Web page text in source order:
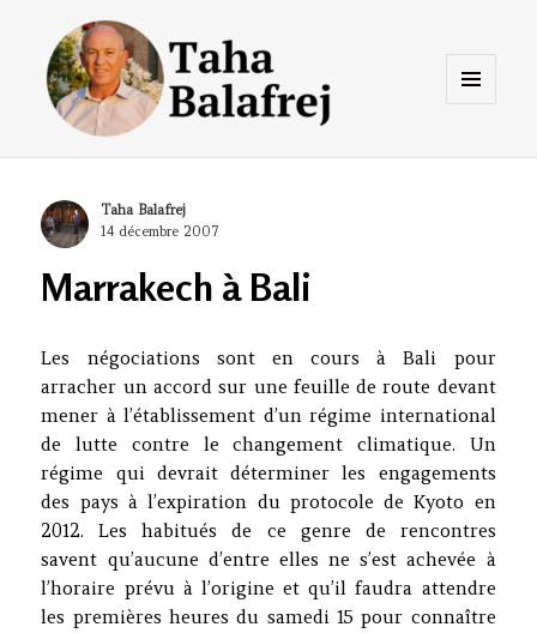
Taha Balafrej Blog
Author
Taha Balafrej
Posted
14 décembre 2007
Marrakech à Bali
Les négociations sont en cours à Bali pour
arracher un accord sur une feuille de route devant
mener à l’établissement d’un régime international
de lutte contre le changement climatique. Un
régime qui devrait déterminer les engagements
des pays à l’expiration du protocole de Kyoto en
2012. Les habitués de ce genre de rencontres
savent qu’aucune d’entre elles ne s’est achevée à
l’horaire prévu à l’origine et qu’il faudra attendre
les premières heures du samedi 15 pour connaître